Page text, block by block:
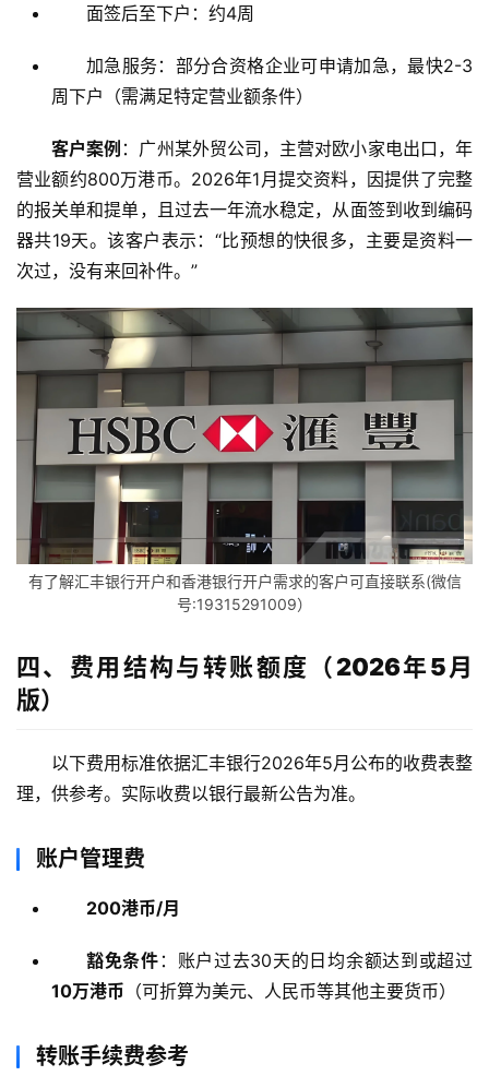
主
页
跨
境
资
海
外
行
户
球
面签后至下户：约4周
加急服务：部分合资格企业可申请加急，最快2-3
周下户（需满足特定营业额条件）
客户案例 ：广州某外贸公司，主营对欧小家电出口，年
营业额约800万港币。2026年1月提交资料，因提供了完整
的报关单和提单，且过去一年流水稳定，从面签到收到编码
器共19天。该客户表示：“比预想的快很多，主要是资料一
次过，没有来回补件。”
有了解汇丰银行开户和香港银行开户需求的客户可直接联系(微信
号:19315291009）
四、费用结构与转账额度（2026年5月
版）
以下费用标准依据汇丰银行2026年5月公布的收费表整
理，供参考。实际收费以银行最新公告为准。
账户管理费
200港币/月
豁免条件 ：账户过去30天的日均余额达到或超过
10万港币 （可折算为美元、人民币等其他主要货币）
转账手续费参考